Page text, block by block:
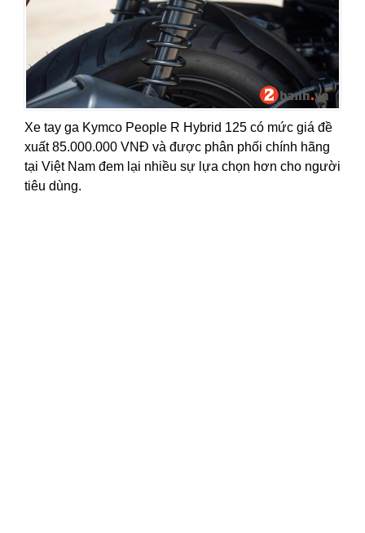
Xe tay ga Kymco People R Hybrid 125 có mức giá đề
xuất 85.000.000 VNĐ và được phân phối chính hãng
tại Việt Nam đem lại nhiều sự lựa chọn hơn cho người
tiêu dùng.